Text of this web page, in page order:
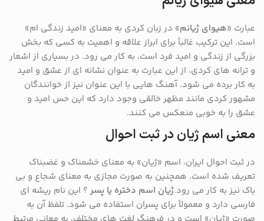
عبارت «هیوای ژیانم» در زبان کردی به معنای «امید زندگی ام»
است. این ترکیب غالباً برای ابراز علاقه و اهمیت به کسی که بخش
بزرگی از زندگی و امید فرد است، به کار می رود. در بسیاری از اشعار
و ترانه های کردی، از این عبارت به عنوان نشانه ای از عشق و امید
به کار برده می شود. آهنگ هایی با این عنوان نیز از خوانندگان
مشهور کردی مانند مظهر خالقی وجود دارد که این حس امید و
عشق را به خوبی منعکس می کنند​.
معنی اسم ژیان در ثبت احوال
در ثبت احوال ایران، اسم «ژیان» به معنای خشمناک و غضبناک
تعریف شده است. همچنین به صورت مجازی به معنای شجاع و بی
باک نیز به کار می رود.ژیان اسم دختره یا پسر ؟ این نام ریشه ای
فارسی دارد و معمولاً برای پسران استفاده می شود. تلفظ آن به